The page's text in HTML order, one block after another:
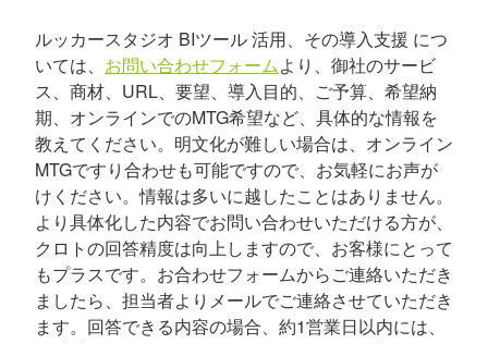
ルッカースタジオ BIツール 活用、その導入支援 につ
いては、 お問い合わせフォームより、御社のサービ
ス、商材、URL、要望、導入目的、ご予算、希望納
期、オンラインでのMTG希望など、具体的な情報を
教えてください。明文化が難しい場合は、オンライン
MTGですり合わせも可能ですので、お気軽にお声が
けください。情報は多いに越したことはありません。
より具体化した内容でお問い合わせいただける方が、
クロトの回答精度は向上しますので、お客様にとって
もプラスです。お合わせフォームからご連絡いただき
ましたら、担当者よりメールでご連絡させていただき
ます。回答できる内容の場合、約1営業日以内には、